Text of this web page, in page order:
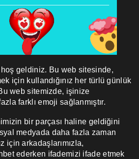
geldiniz. Bu web sitesinde,
için kullandığınız her türlü günlük
web sitemizde, işinize
farklı emoji sağlanmıştır.
bir parçası haline geldiğini
medyada daha fazla zaman
için arkadaşlarımızla,
ederken ifademizi ifade etmek